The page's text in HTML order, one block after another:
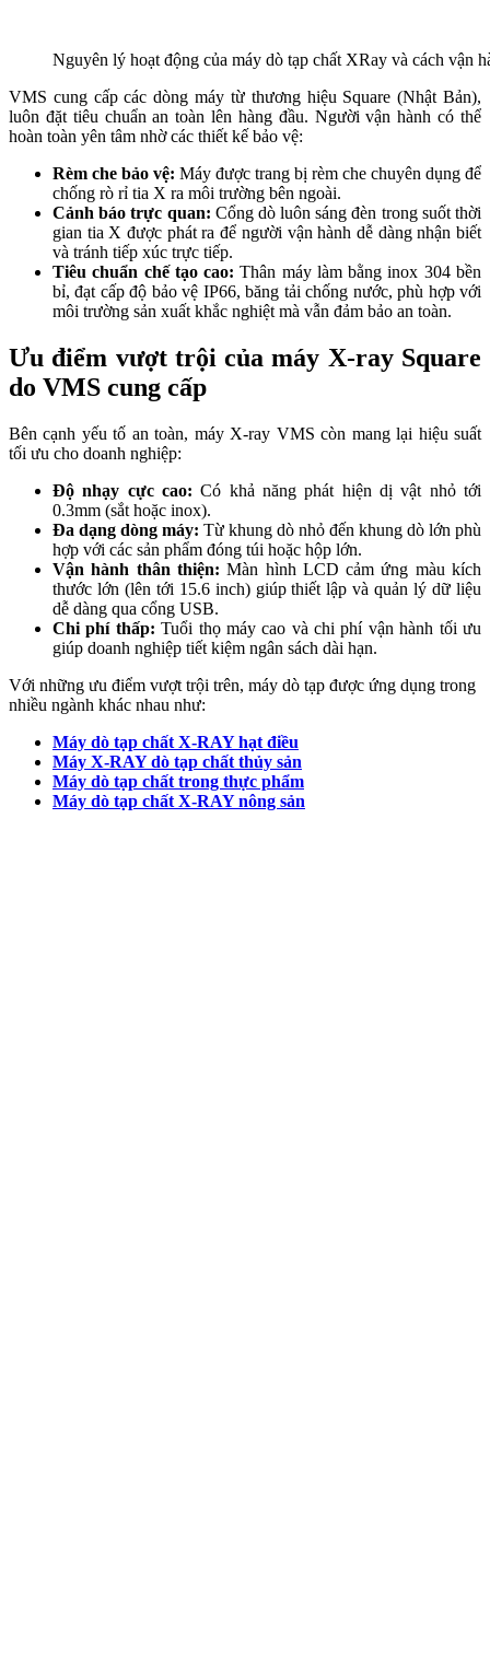
Nguyên lý hoạt động của máy dò tạp chất XRay và cách vận
VMS cung cấp các dòng máy từ thương hiệu Square (Nhật Bản),
luôn đặt tiêu chuẩn an toàn lên hàng đầu. Người vận hành có thể
hoàn toàn yên tâm nhờ các thiết kế bảo vệ:
Rèm che bảo vệ: Máy được trang bị rèm che chuyên dụng để
chống rò rỉ tia X ra môi trường bên ngoài.
Cảnh báo trực quan: Cổng dò luôn sáng đèn trong suốt thời
gian tia X được phát ra để người vận hành dễ dàng nhận biết
và tránh tiếp xúc trực tiếp.
Tiêu chuẩn chế tạo cao: Thân máy làm bằng inox 304 bền
bỉ, đạt cấp độ bảo vệ IP66, băng tải chống nước, phù hợp với
môi trường sản xuất khắc nghiệt mà vẫn đảm bảo an toàn.
Ưu điểm vượt trội của máy X-ray Square
do VMS cung cấp
Bên cạnh yếu tố an toàn, máy X-ray VMS còn mang lại hiệu suất
tối ưu cho doanh nghiệp:
Độ nhạy cực cao: Có khả năng phát hiện dị vật nhỏ tới
0.3mm (sắt hoặc inox).
Đa dạng dòng máy: Từ khung dò nhỏ đến khung dò lớn phù
hợp với các sản phẩm đóng túi hoặc hộp lớn.
Vận hành thân thiện: Màn hình LCD cảm ứng màu kích
thước lớn (lên tới 15.6 inch) giúp thiết lập và quản lý dữ liệu
dễ dàng qua cổng USB.
Chi phí thấp: Tuổi thọ máy cao và chi phí vận hành tối ưu
giúp doanh nghiệp tiết kiệm ngân sách dài hạn.
Với những ưu điểm vượt trội trên, máy dò tạp được ứng dụng trong
nhiều ngành khác nhau như:
Máy dò tạp chất X-RAY hạt điều
Máy X-RAY dò tạp chất thủy sản
Máy dò tạp chất trong thực phẩm
Máy dò tạp chất X-RAY nông sản